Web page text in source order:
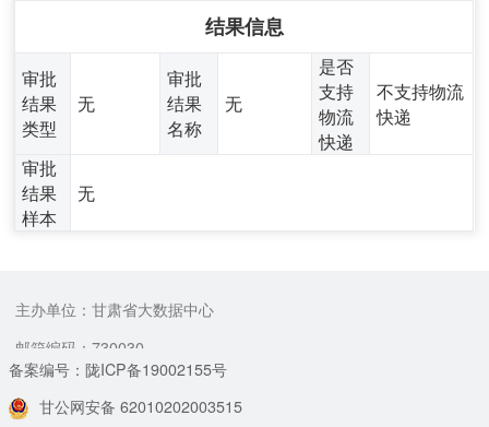
结果信息
审批
结果
类型
无
审批
结果
名称
无
是否
支持
物流
快递
不支持物流
快递
审批
结果
样本
无
主办单位：甘肃省大数据中心
邮箱编码：730030
备案编号：陇ICP备19002155号
甘公网安备 62010202003515